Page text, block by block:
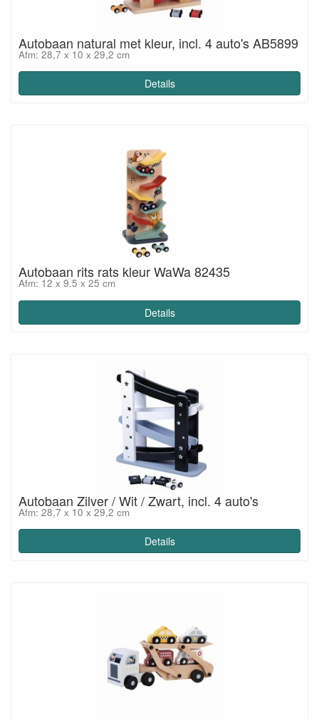
Autobaan natural met kleur, incl. 4 auto's AB5899
Afm: 28,7 x 10 x 29,2 cm
Details
Autobaan rits rats kleur WaWa 82435
Afm: 12 x 9.5 x 25 cm
Details
Autobaan Zilver / Wit / Zwart, incl. 4 auto's
Afm: 28,7 x 10 x 29,2 cm
Details